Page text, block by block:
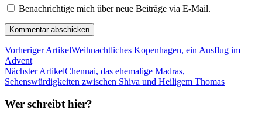
Benachrichtige mich über neue Beiträge via E-Mail.
Vorheriger ArtikelWeihnachtliches Kopenhagen, ein Ausflug im
Advent
Nächster ArtikelChennai, das ehemalige Madras,
Sehenswürdigkeiten zwischen Shiva und Heiligem Thomas
Wer schreibt hier?